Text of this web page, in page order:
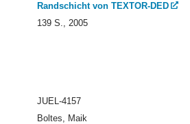
Randschicht von TEXTOR-DED
139 S., 2005
JUEL-4157
Boltes, Maik